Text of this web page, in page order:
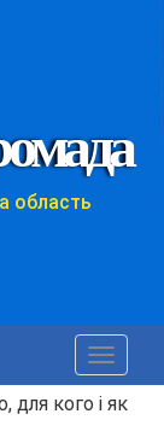
область
Toggle
для кого і як